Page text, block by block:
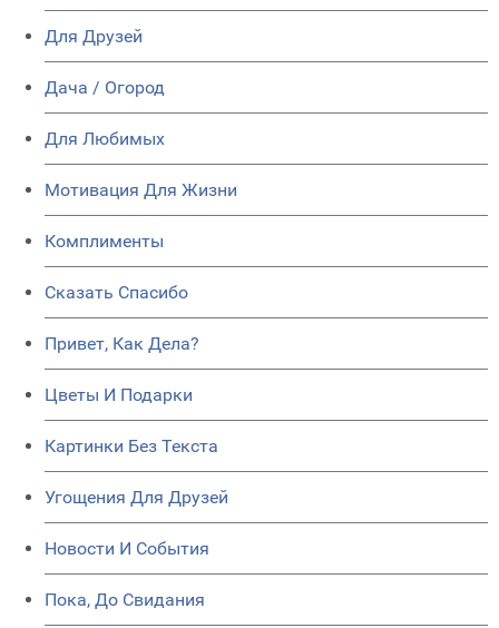
Для Друзей
Дача / Огород
Для Любимых
Мотивация Для Жизни
Комплименты
Сказать Спасибо
Привет, Как Дела?
Цветы И Подарки
Картинки Без Текста
Угощения Для Друзей
Новости И События
Пока, До Свидания